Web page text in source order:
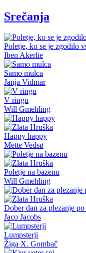
Srečanja
Poletje, ko se je zgodilo
Iben Akerlie
Samo mulca
Janja Vidmar
V ringu
Will Gmehling
Happy happy
Mette Vedsø
Poletje na bazenu
Will Gmehling
Dober dan za plezanje
Jaco Jacobs
Lumpsterji
Žiga X. Gombač